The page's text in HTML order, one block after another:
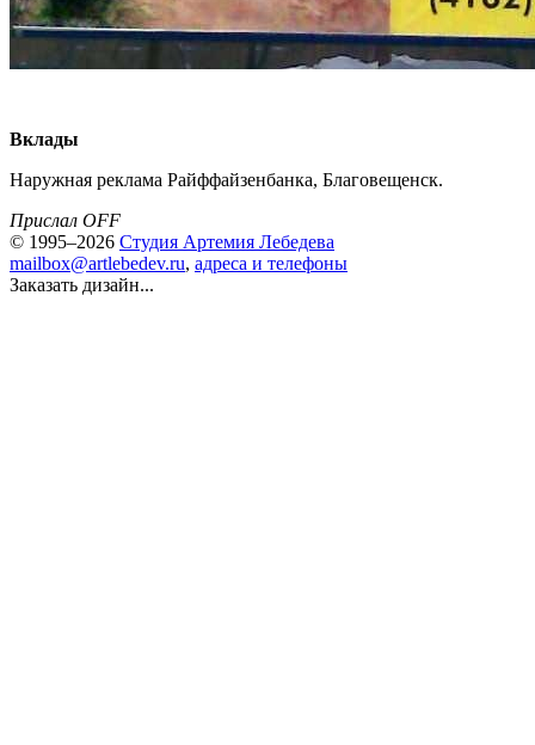
Вклады
Наружная реклама Райффайзенбанка, Благовещенск.
Прислал OFF
© 1995–2026 Студия Артемия Лебедева
mailbox@artlebedev.ru, адреса и телефоны
Заказать дизайн...